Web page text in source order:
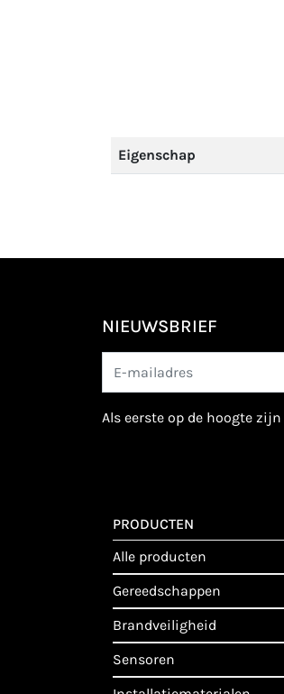
Eigenschap
NIEUWSBRIEF
als eerste op de hoogte
PRODUCTEN
alle producten
gereedschappen
brandveiligheid
sensoren